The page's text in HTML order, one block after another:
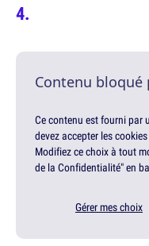
Contenu bloqué
Ce contenu est fourni par
devez accepter les
Modifiez ce choix à tout
de la Confidentialité" en
Gérer mes choix